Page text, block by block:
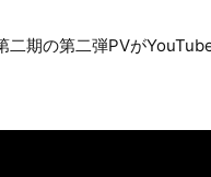
期の第二弾PVが